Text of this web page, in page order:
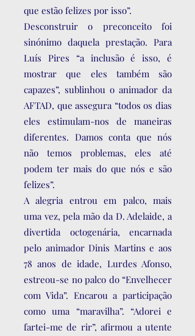
que estão felizes por isso”.
Desconstruir o preconceito foi
sinónimo daquela prestação. Para
Luís Pires “a inclusão é isso, é
mostrar que eles também são
capazes”, sublinhou o animador da
AFTAD, que assegura “todos os dias
eles estimulam-nos de maneiras
diferentes. Damos conta que nós
não temos problemas, eles até
podem ter mais do que nós e são
felizes”.
A alegria entrou em palco, mais
uma vez, pela mão da D. Adelaide, a
divertida octogenária, encarnada
pelo animador Dinis Martins e aos
78 anos de idade, Lurdes Afonso,
estreou-se no palco do “Envelhecer
com Vida”. Encarou a participação
como uma “maravilha”. “Adorei e
fartei-me de rir”, afirmou a utente